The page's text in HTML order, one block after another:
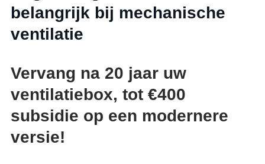
belangrijk bij mechanische
ventilatie
Vervang na 20 jaar uw
ventilatiebox, tot €400
subsidie op een modernere
versie!